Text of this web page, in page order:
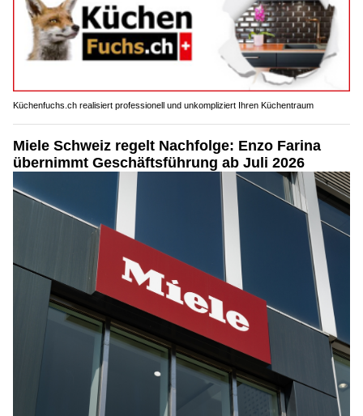
Küchenfuchs.ch realisiert professionell und unkompliziert Ihren Küchentraum
Miele Schweiz regelt Nachfolge: Enzo Farina
übernimmt Geschäftsführung ab Juli 2026